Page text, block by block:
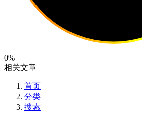
0%
相关文章
首页
分类
搜索